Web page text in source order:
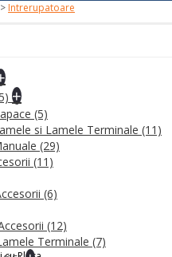
> Intrerupatoare
+
(5)
si Lamele Terminale (11)
(29)
(11)
(6)
(12)
Terminale (7)